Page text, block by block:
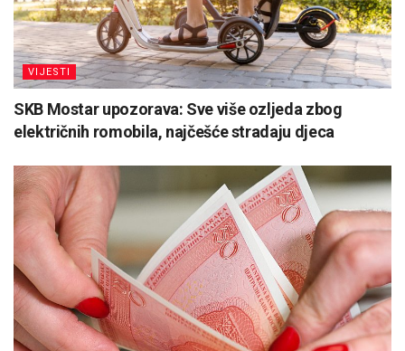
VIJESTI
SKB Mostar upozorava: Sve više ozljeda zbog
električnih romobila, najčešće stradaju djeca